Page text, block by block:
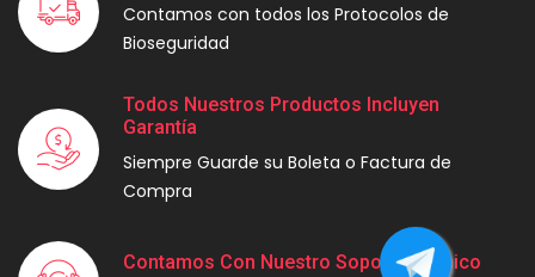
Contamos con todos los Protocolos de
Bioseguridad
Todos Nuestros Productos Incluyen
Garantía
Siempre Guarde su Boleta o Factura de
Compra
Contamos Con Nuestro Soporte Técnico